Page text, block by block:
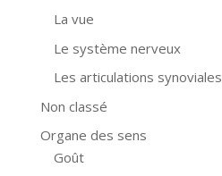
La vue
Le système nerveux
Les articulations synoviales
Non classé
Organe des sens
Goût